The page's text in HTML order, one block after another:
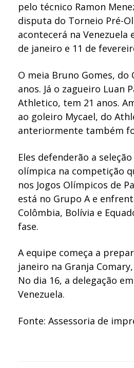
pelo técnico Ramon
disputa do Torneio Pré-
acontecerá na Venezuela
de janeiro e 11 de
O meia Bruno Gomes,
anos. Já o zagueiro Luan
Athletico, tem 21 anos.
ao goleiro Mycael, do
anteriormente também
Eles defenderão a
olímpica na competição
nos Jogos Olímpicos de
está no Grupo A e
Colômbia, Bolívia e
fase.
A equipe começa a
janeiro na Granja
No dia 16, a delegação
Venezuela.
Fonte: Assessoria de